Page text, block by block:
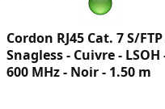
Cordon RJ45 Cat. 7 S/FTP
Snagless - Cuivre - LSOH
600 MHz - Noir - 1.50 m